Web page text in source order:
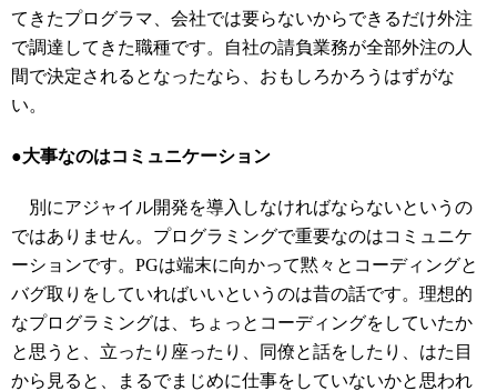
てきたプログラマ、会社では要らないからできるだけ外注
で調達してきた職種です。自社の請負業務が全部外注の人
間で決定されるとなったなら、おもしろかろうはずがな
い。
●大事なのはコミュニケーション
別にアジャイル開発を導入しなければならないというの
ではありません。プログラミングで重要なのはコミュニケ
ーションです。PGは端末に向かって黙々とコーディングと
バグ取りをしていればいいというのは昔の話です。理想的
なプログラミングは、ちょっとコーディングをしていたか
と思うと、立ったり座ったり、同僚と話をしたり、はた目
から見ると、まるでまじめに仕事をしていないかと思われ